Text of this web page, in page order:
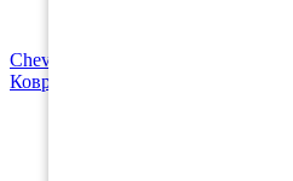
Chevrolet
Коврик в багажник Chevrolet